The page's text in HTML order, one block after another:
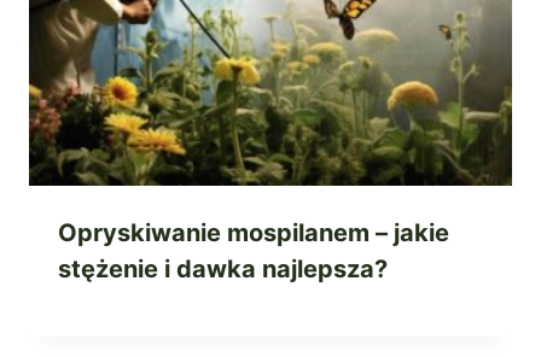
Opryskiwanie mospilanem – jakie
stężenie i dawka najlepsza?